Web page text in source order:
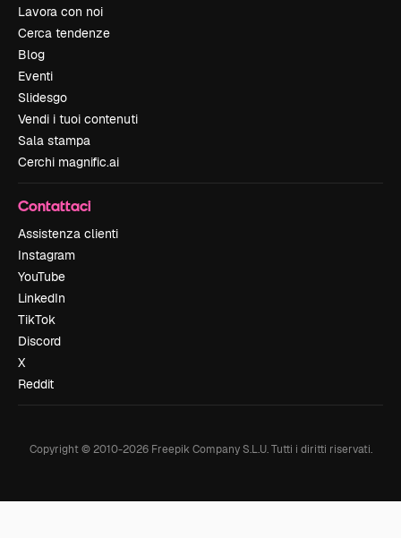
Lavora con noi
Cerca tendenze
Blog
Eventi
Slidesgo
Vendi i tuoi contenuti
Sala stampa
Cerchi magnific.ai
Contattaci
Assistenza clienti
Instagram
YouTube
LinkedIn
TikTok
Discord
X
Reddit
Copyright © 2010-2026Freepik Company S.L.U. Tutti i diritti riservati.